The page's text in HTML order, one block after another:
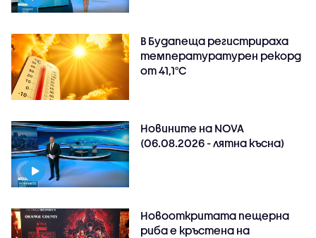
В Будапеща регистрираха
температуратурен рекорд
от 41,1°C
Новините на NOVA
(06.08.2026 - лятна късна)
Новооткритата пещерна
риба е кръстена на